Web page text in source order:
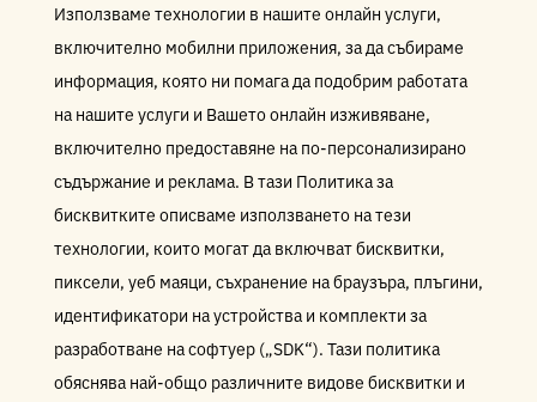
Използваме технологии в нашите онлайн услуги,
включително мобилни приложения, за да събираме
информация, която ни помага да подобрим работата
на нашите услуги и Вашето онлайн изживяване,
включително предоставяне на по-персонализирано
съдържание и реклама. В тази Политика за
бисквитките описваме използването на тези
технологии, които могат да включват бисквитки,
пиксели, уеб маяци, съхранение на браузъра, плъгини,
идентификатори на устройства и комплекти за
разработване на софтуер („SDK“). Тази политика
обяснява най-общо различните видове бисквитки и